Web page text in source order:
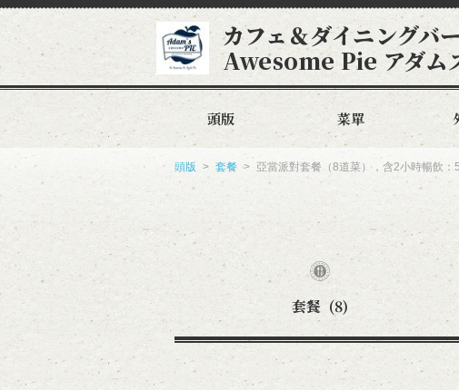
カフェ＆ダイニングバ
Awesome Pie アダム
頭版 菜單
頭版 套餐 亞當派對套餐（8道菜），含2小時暢飲：
套餐 (8)